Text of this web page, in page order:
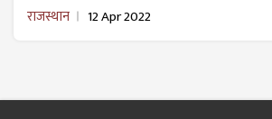
राजस्थान 12 Apr 2022